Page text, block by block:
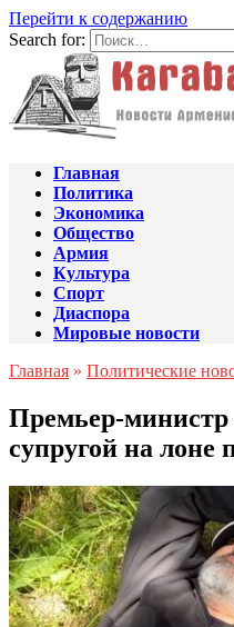
Перейти к содержанию
Search for:
Главная
Политика
Экономика
Общество
Армия
Культура
Спорт
Диаспора
Мировые новости
Главная » Политические
Премьер-
супругой на лоне